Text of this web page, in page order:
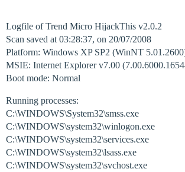
Logfile of Trend Micro HijackThis v2.0.2
Scan saved at 03:28:37, on 20/07/2008
Platform: Windows XP SP2 (WinNT
MSIE: Internet Explorer v7.00
Boot mode: Normal
Running processes:
C:\WINDOWS\System32\smss.exe
C:\WINDOWS\system32\winlogon.exe
C:\WINDOWS\system32\services.exe
C:\WINDOWS\system32\lsass.exe
C:\WINDOWS\system32\svchost.exe